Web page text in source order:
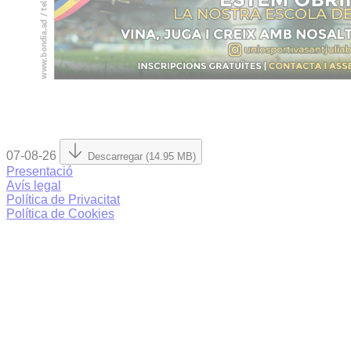
07-08-26 Descarregar (14.95 MB)
Presentació
Avís legal
Política de Privacitat
Política de Cookies